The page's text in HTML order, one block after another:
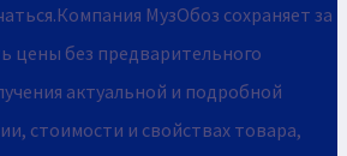
МузОбоз сохраняет за
цены без предварительного
актуальной и подробной
стоимости и свойствах товара,